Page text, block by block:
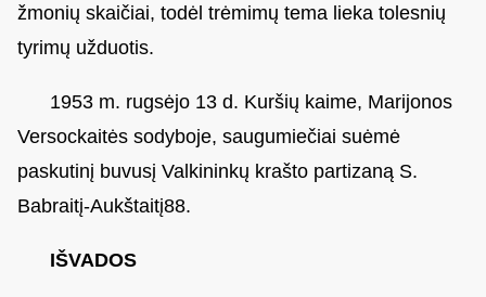
žmonių skaičiai, todėl trėmimų tema lieka tolesnių
tyrimų užduotis.
1953 m. rugsėjo 13 d. Kuršių kaime, Marijonos
Versockaitės sodyboje, saugumiečiai suėmė
paskutinį buvusį Valkininkų krašto partizaną S.
Babraitį-Aukštaitį88.
IŠVADOS